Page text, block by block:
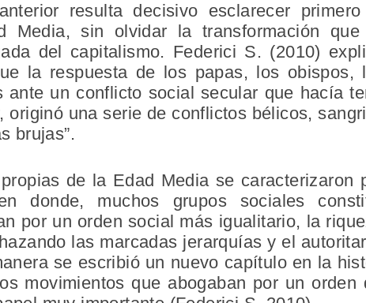
resulta decisivo esclarecer
Media, sin olvidar la transformación
del capitalismo. Federici S. (2010)
la respuesta de los papas, los obispos,
ante un conflicto social secular que hacía
originó una serie de conflictos bélicos,
brujas”.
de la Edad Media se caracterizaron
donde, muchos grupos sociales
por un orden social más igualitario, la
las marcadas jerarquías y el
se escribió un nuevo capítulo en la
movimientos que abogaban por un